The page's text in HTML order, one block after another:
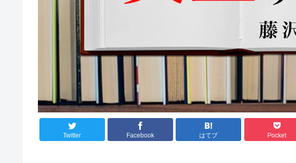
Twitter Facebook はてブ Pocket